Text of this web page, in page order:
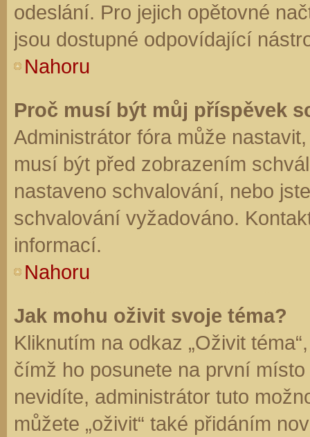
odeslání. Pro jejich opětovné
jsou dostupné odpovídající
Nahoru
Proč musí být můj příspěvek
Administrátor fóra může
musí být před zobrazením
nastaveno schvalování, nebo
schvalování vyžadováno.
informací.
Nahoru
Jak mohu oživit svoje téma?
Kliknutím na odkaz „Oživit
čímž ho posunete na první
nevidíte, administrátor tuto
můžete „oživit“ také přidáním